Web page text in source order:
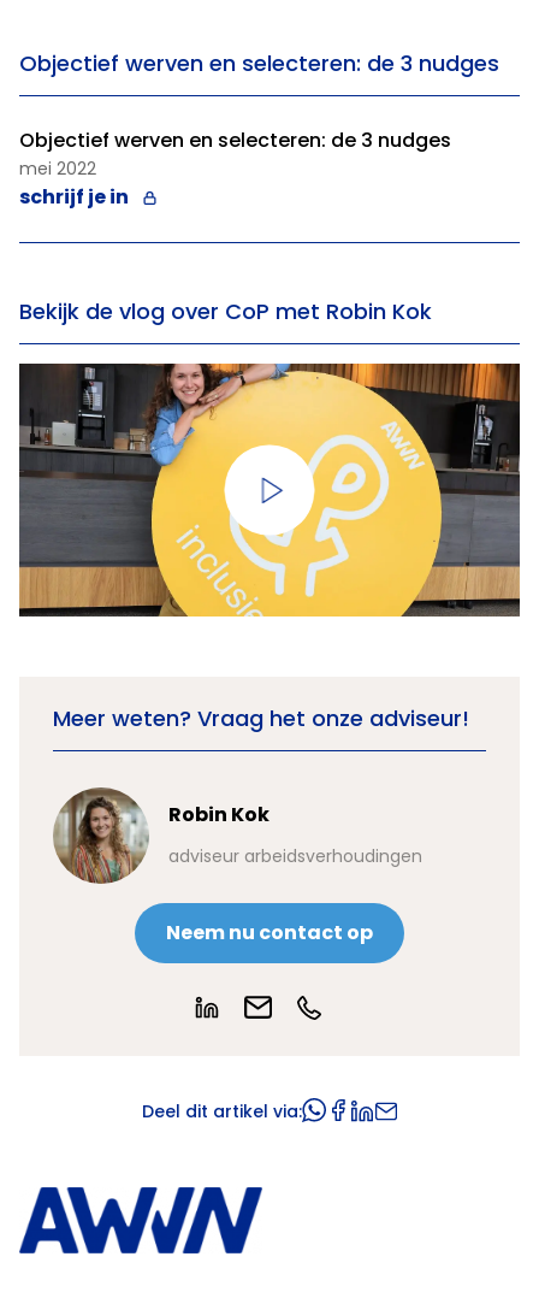
Objectief werven en selecteren: de 3 nudges
Objectief werven en selecteren: de 3 nudges
mei 2022
schrijf je in
Bekijk de vlog over CoP met Robin Kok
Meer weten? Vraag het onze adviseur!
Robin Kok
adviseur arbeidsverhoudingen
Neem nu contact op
Deel dit artikel via: